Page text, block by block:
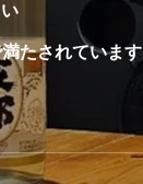
たされています